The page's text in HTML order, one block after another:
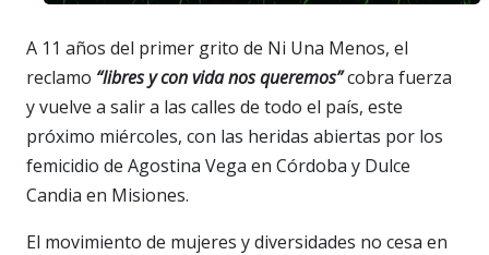
A 11 años del primer grito de Ni Una Menos, el
reclamo “libres y con vida nos queremos”cobra fuerza
y vuelve a salir a las calles de todo el país, este
próximo miércoles, con las heridas abiertas por los
femicidio de Agostina Vega en Córdoba y Dulce
Candia en Misiones.
El movimiento de mujeres y diversidades no cesa en